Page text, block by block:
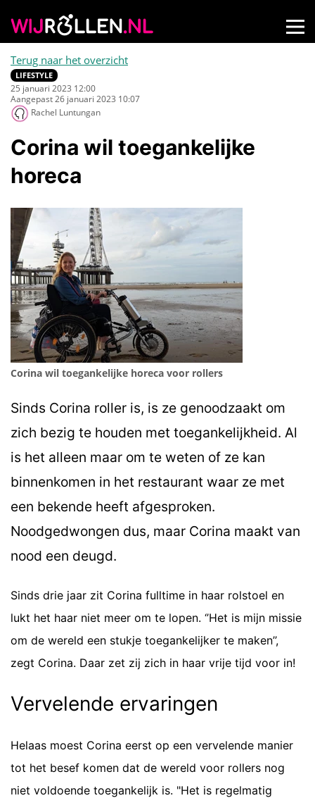
Terug naar het overzicht
LIFESTYLE
25 januari 2023 12:00
Aangepast 26 januari 2023 10:07
Rachel Luntungan
Corina wil toegankelijke
horeca
Corina wil toegankelijke horeca voor rollers
Sinds Corina roller is, is ze genoodzaakt om
zich bezig te houden met toegankelijkheid. Al
is het alleen maar om te weten of ze kan
binnenkomen in het restaurant waar ze met
een bekende heeft afgesproken.
Noodgedwongen dus, maar Corina maakt van
nood een deugd.
Sinds drie jaar zit Corina fulltime in haar rolstoel en
lukt het haar niet meer om te lopen. ‘’Het is mijn missie
om de wereld een stukje toegankelijker te maken’’,
zegt Corina. Daar zet zij zich in haar vrije tijd voor in!
Vervelende ervaringen
Helaas moest Corina eerst op een vervelende manier
tot het besef komen dat de wereld voor rollers nog
niet voldoende toegankelijk is. "Het is regelmatig